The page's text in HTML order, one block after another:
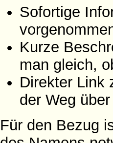
Sofortige
Kurze
man gleich,
Direkter Link
der Weg
Für den Bezug